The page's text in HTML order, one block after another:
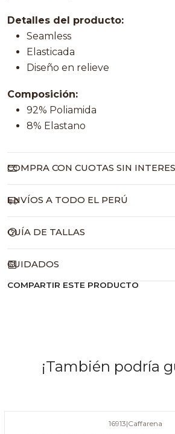
Detalles del producto:
Seamless
Elasticada
Diseño en relieve
Composición:
92% Poliamida
8% Elastano
COMPRA CON CUOTAS SIN
ENVÍOS A TODO EL PERÚ
GUÍA DE TALLAS
CUIDADOS
COMPARTIR ESTE PRODUCTO
¡También podría
16913|Caffarena